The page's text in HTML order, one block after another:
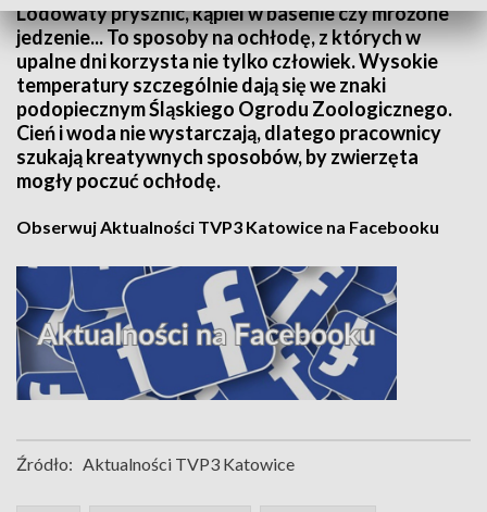
Lodowaty prysznic, kąpiel w basenie czy mrożone
jedzenie... To sposoby na ochłodę, z których w
upalne dni korzysta nie tylko człowiek. Wysokie
temperatury szczególnie dają się we znaki
podopiecznym Śląskiego Ogrodu Zoologicznego.
Cień i woda nie wystarczają, dlatego pracownicy
szukają kreatywnych sposobów, by zwierzęta
mogły poczuć ochłodę.
Obserwuj Aktualności TVP3 Katowice na Facebooku
Źródło: Aktualności TVP3 Katowice